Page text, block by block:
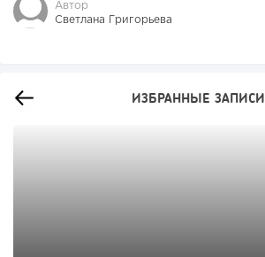
Автор
Светлана Григорьева
ИЗБРАННЫЕ ЗАПИСИ